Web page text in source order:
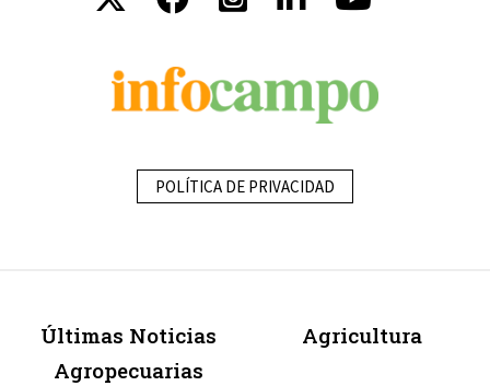
POLÍTICA DE PRIVACIDAD
Últimas Noticias
Agropecuarias
Agricultura